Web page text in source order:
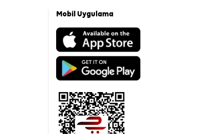
Mobil Uygulama